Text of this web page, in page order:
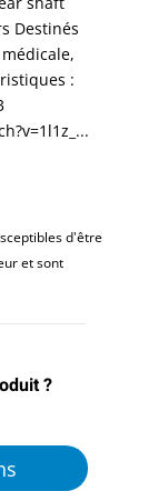
Destinés
:
d'être
et sont
?